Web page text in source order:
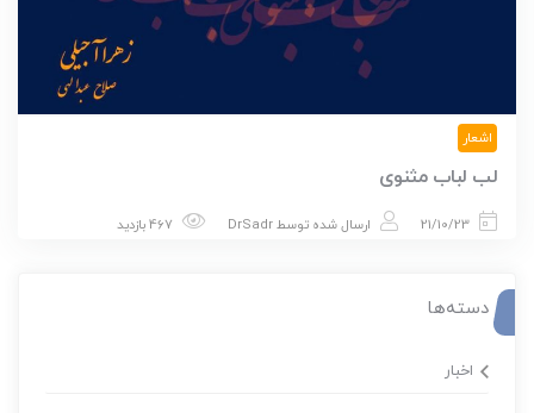
اشعار
لب لباب مثنوی
21/10/23 ارسال شده توسطDrSadr
دسته‌ها
اخبار